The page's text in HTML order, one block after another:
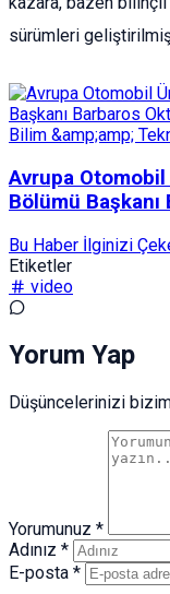
sürümleri
Bilim &amp;amp;
Avrupa
Bölümü
Bu Haber İlginizi
Etiketler
video
Yorum Yap
Düşüncelerinizi
Yorumunuz *
Adınız *
E-posta *